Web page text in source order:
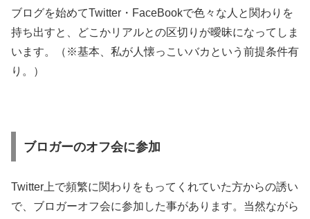
ブログを始めてTwitter・FaceBookで色々な人と関わりを
持ち出すと、どこかリアルとの区切りが曖昧になってしま
います。（※基本、私が人懐っこいバカという前提条件有
り。）
ブロガーのオフ会に参加
Twitter上で頻繁に関わりをもってくれていた方からの誘い
で、ブロガーオフ会に参加した事があります。当然ながら